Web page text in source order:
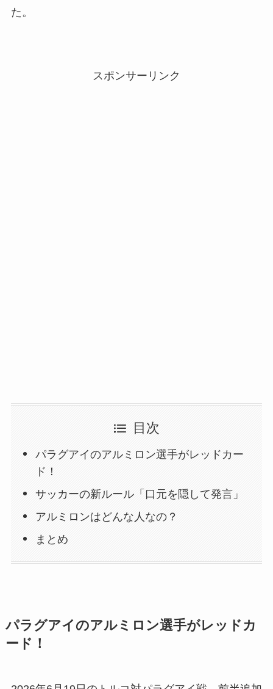
た。
スポンサーリンク
目次
パラグアイのアルミロン選手がレッドカー
ド！
サッカーの新ルール「口元を隠して発言」
アルミロンはどんな人なの？
まとめ
パラグアイのアルミロン選手がレッドカ
ード！